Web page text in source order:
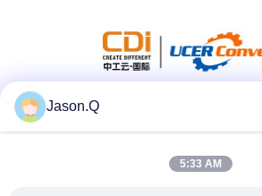
Jason.Q
5:33 AM